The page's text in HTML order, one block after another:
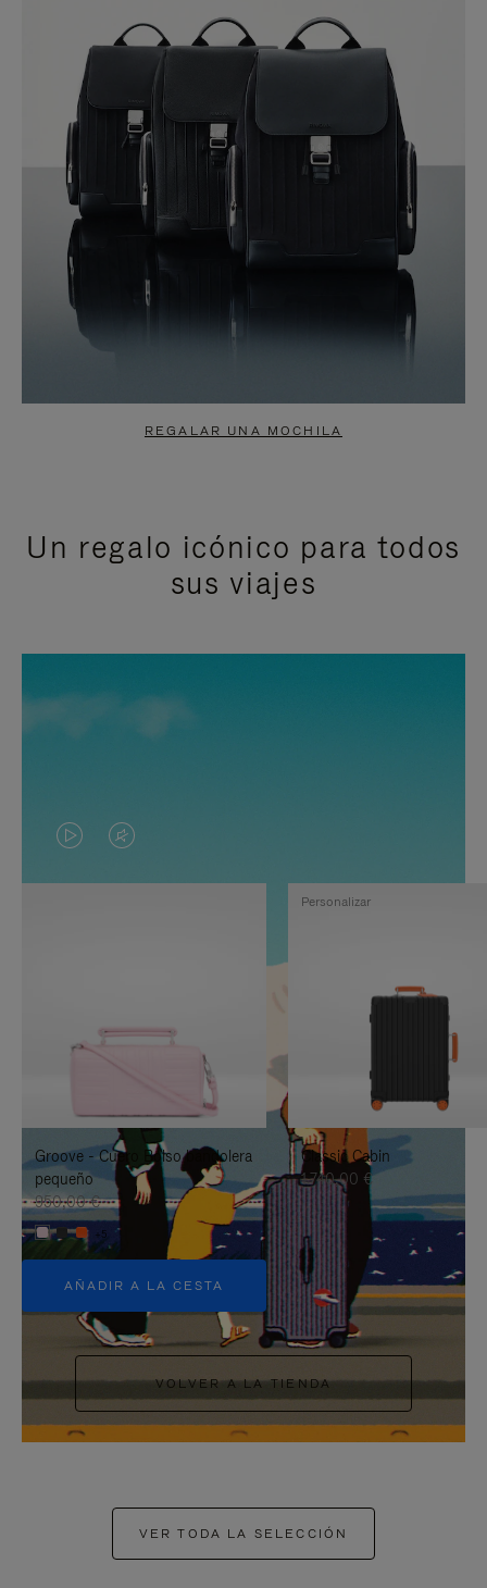
REGALAR UNA MOCHILA
Un regalo icónico para todos
sus viajes
EL
VÍDEO
PULSE
PAUSARLO.
EL
SONIDO
DESACTIVADO:
PULSE
PARA
ACTIVARLO.
Groove - Cuero Bolso bandolera
pequeño
950,00 €
+5
AÑADIR A LA CESTA
Classic Cabin
1.740,00 €
Personalizar
VOLVER A LA TIENDA
VER TODA LA SELECCIÓN